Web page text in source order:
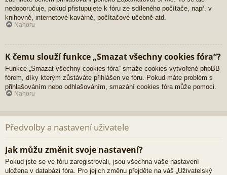
nedoporučuje, pokud přistupujete k fóru ze sdíleného počítače, např. v
knihovně, internetové kavárně, počítačové učebně atd.
Nahoru
K čemu slouží funkce „Smazat všechny cookies fóra“?
Funkce „Smazat všechny cookies fóra“ smaže cookies vytvořené phpBB
fórem, díky kterým zůstáváte přihlášen ve fóru. Pokud máte problém s
přihlašováním nebo odhlašováním, smazání cookies fóra může pomoci.
Nahoru
Předvolby a nastavení uživatele
Jak můžu změnit svoje nastavení?
Pokud jste se ve fóru zaregistrovali, jsou všechna vaše nastavení
uložena v databázi fóra. Pro jejich změnu přejděte na váš „Uživatelský